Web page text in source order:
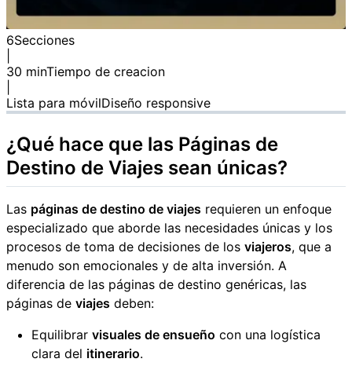
6Secciones
30 minTiempo de creacion
Lista para móvilDiseño responsive
¿Qué hace que las Páginas de
Destino de Viajes sean únicas?
Las páginas de destino de viajes requieren un enfoque
especializado que aborde las necesidades únicas y los
procesos de toma de decisiones de los viajeros, que a
menudo son emocionales y de alta inversión. A
diferencia de las páginas de destino genéricas, las
páginas de viajes deben:
Equilibrar visuales de ensueño con una logística
clara del itinerario.